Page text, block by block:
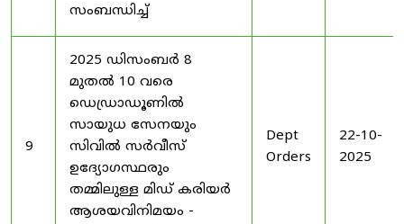
സംബന്ധിച്ച്
9
2025 ഡിസംബർ 8
മുതൽ 10 വരെ
ഡെഡ്രാഡൂണിൽ
സായുധ സേനയും
സിവിൽ സർവീസ്
ഉദ്യോഗസ്ഥരും
തമ്മിലുള്ള മിഡ് കരിയർ
ആശയവിനിമയം -
Dept
Orders
22-10-
2025